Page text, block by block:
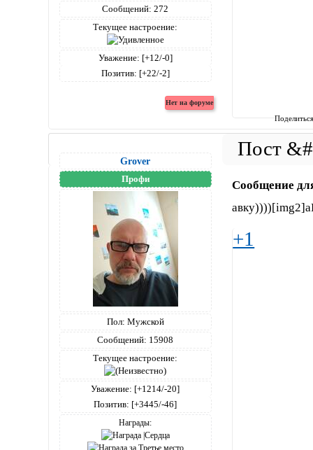
Сообщений: 272
Текущее настроение:
Уважение: [+12/-0]
Позитив: [+22/-2]
Grover
Профи
Пол: Мужской
Сообщений: 15908
Текущее настроение:
Уважение: [+1214/-20]
Позитив: [+3445/-46]
Награды:
Сообщение
+1